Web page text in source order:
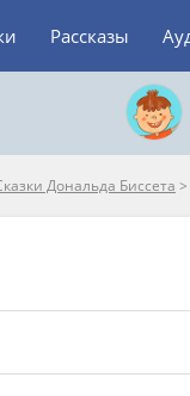
Рассказы
Дональда Биссета >